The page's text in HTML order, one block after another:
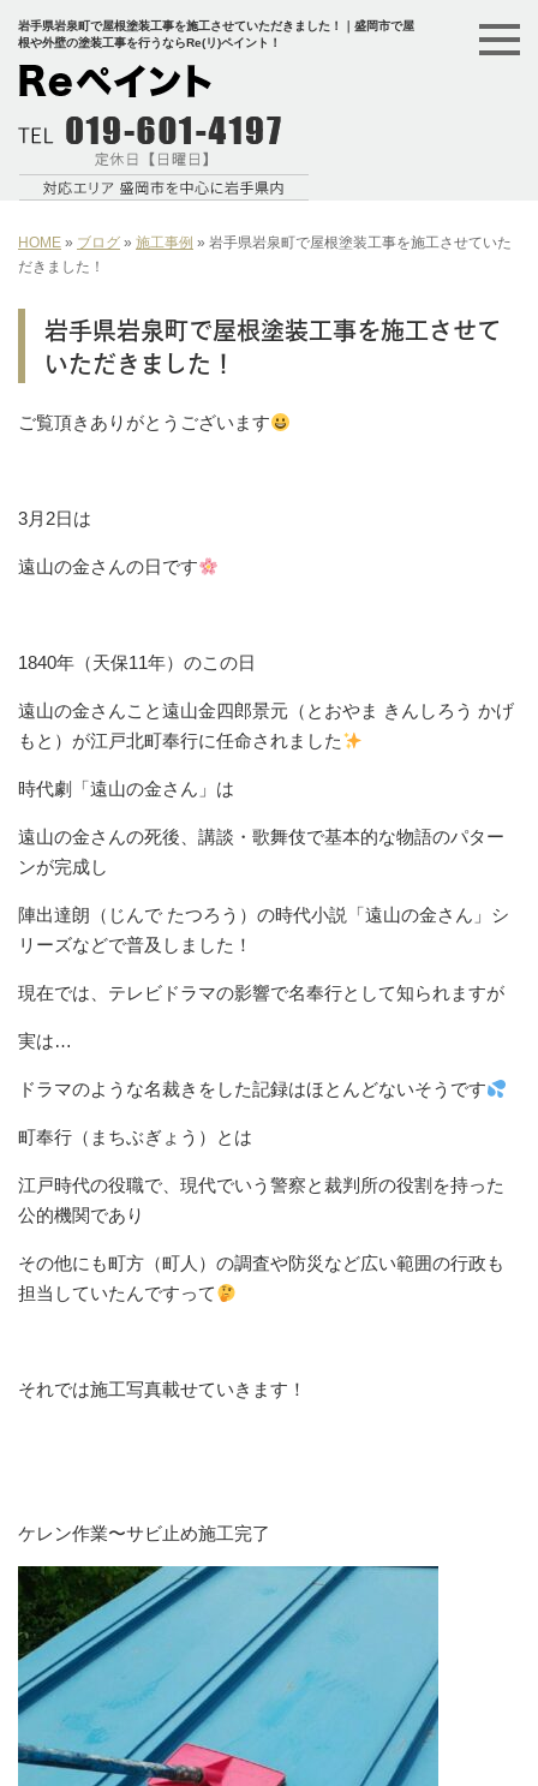
岩手県岩泉町で屋根塗装工事を施工させていただきました！｜盛岡市で屋
根や外壁の塗装工事を行うならRe(リ)ペイント！
HOME » ブログ » 施工事例 » 岩手県岩泉町で屋根塗装工事を施工させていた
だきました！
岩手県岩泉町で屋根塗装工事を施工させて
いただきました！
ご覧頂きありがとうございます
3月2日は
遠山の金さんの日です
1840年（天保11年）のこの日
遠山の金さんこと遠山金四郎景元（とおやま きんしろう かげ
もと）が江戸北町奉行に任命されました
時代劇「遠山の金さん」は
遠山の金さんの死後、講談・歌舞伎で基本的な物語のパター
ンが完成し
陣出達朗（じんで たつろう）の時代小説「遠山の金さん」シ
リーズなどで普及しました！
現在では、テレビドラマの影響で名奉行として知られますが
実は…
ドラマのような名裁きをした記録はほとんどないそうです
町奉行（まちぶぎょう）とは
江戸時代の役職で、現代でいう警察と裁判所の役割を持った
公的機関であり
その他にも町方（町人）の調査や防災など広い範囲の行政も
担当していたんですって
それでは施工写真載せていきます！
ケレン作業〜サビ止め施工完了